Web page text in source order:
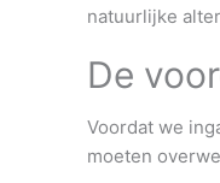
natuurlijke
De
Voordat we
moeten